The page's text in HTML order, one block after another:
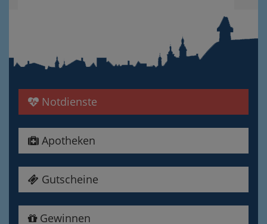
Notdienste
Apotheken
Gutscheine
Gewinnen